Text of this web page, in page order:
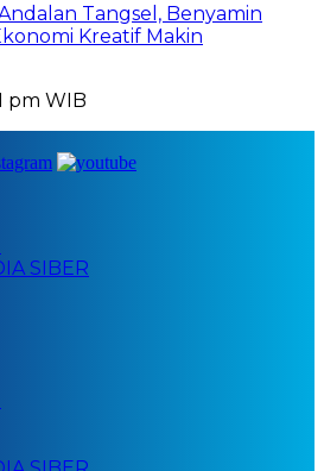
Tangsel, Benyamin
Kreatif Makin
pm WIB
SIBER